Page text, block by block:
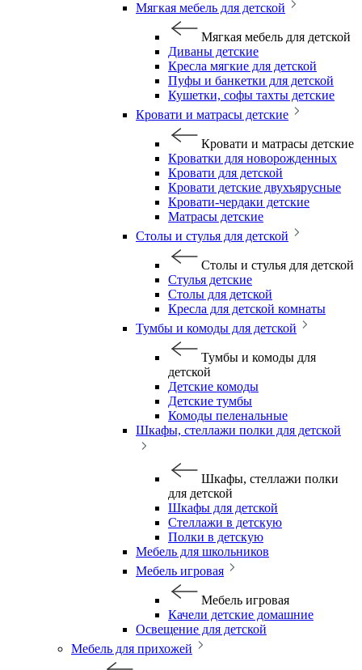
Мягкая мебель для детской
Мягкая мебель для детской
Диваны детские
Кресла мягкие для детской
Пуфы и банкетки для детской
Кушетки, софы тахты детские
Кровати и матрасы детские
Кровати и матрасы детские
Кроватки для новорожденных
Кровати для детской
Кровати детские двухъярусные
Кровати-чердаки детские
Матрасы детские
Столы и стулья для детской
Столы и стулья для детской
Стулья детские
Столы для детской
Кресла для детской комнаты
Тумбы и комоды для детской
Тумбы и комоды для
детской
Детские комоды
Детские тумбы
Комоды пеленальные
Шкафы, стеллажи полки для детской
Шкафы, стеллажи полки
для детской
Шкафы для детской
Стеллажи в детскую
Полки в детскую
Мебель для школьников
Мебель игровая
Мебель игровая
Качели детские домашние
Освещение для детской
Мебель для прихожей